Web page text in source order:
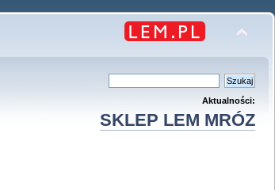
Aktualności:
SKLEP LEM MRÓZ